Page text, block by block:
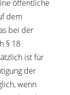
öffentliche
dem
bei der
§ 18
ist für
der
wenn